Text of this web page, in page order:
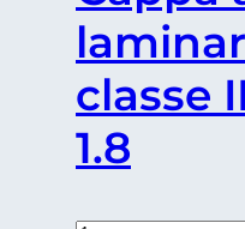
classe
1.8
Cappa